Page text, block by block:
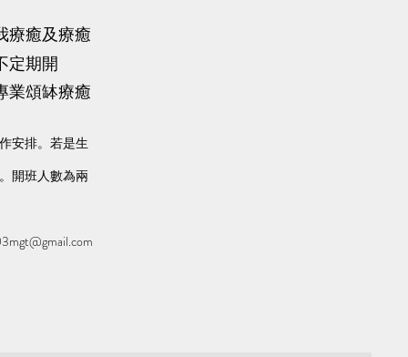
療癒及療癒
定期開
業頌缽療癒
安排。若是生
開班人數為兩